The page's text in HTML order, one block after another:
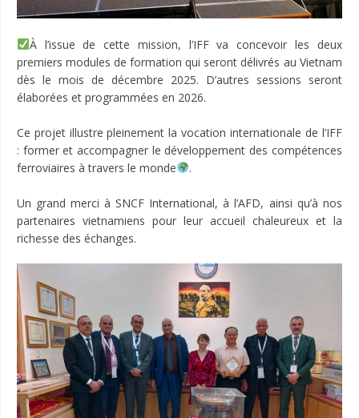
À l’issue de cette mission, l’IFF va concevoir les deux
premiers modules de formation qui seront délivrés au Vietnam
dès le mois de décembre 2025. D’autres sessions seront
élaborées et programmées en 2026.
Ce projet illustre pleinement la vocation internationale de l’IFF
: former et accompagner le développement des compétences
ferroviaires à travers le monde
.
Un grand merci à SNCF International, à l’AFD, ainsi qu’à nos
partenaires vietnamiens pour leur accueil chaleureux et la
richesse des échanges.